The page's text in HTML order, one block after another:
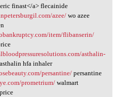
finast</a> flecainide
azee/wo azee
item/flibanserin/
asthalin-
hfa inhaler
persantine/persantine
prometrium/walmart